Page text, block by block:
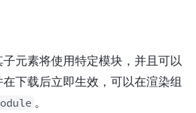
元素将使用特定模块，并且可以
下载后立即生效，可以在渲染组
。